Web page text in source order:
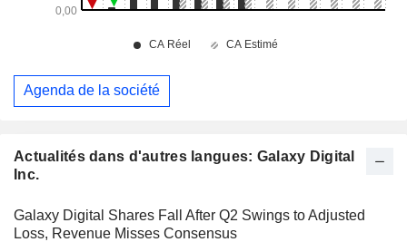
Actualités dans d'autres langues: Galaxy Digital
Inc.
Galaxy Digital Shares Fall After Q2 Swings to Adjusted
Loss, Revenue Misses Consensus
Agenda de la société